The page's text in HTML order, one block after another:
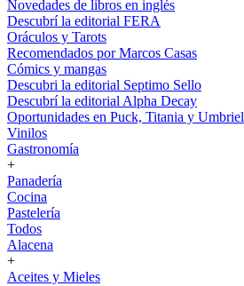
Novedades de libros en inglés
Descubrí la editorial FERA
Oráculos y Tarots
Recomendados por Marcos Casas
Cómics y mangas
Descubri la editorial Septimo Sello
Descubrí la editorial Alpha Decay
Oportunidades en Puck, Titania y Umbriel
Vinilos
Gastronomía
+
Panadería
Cocina
Pastelería
Todos
Alacena
+
Aceites y Mieles